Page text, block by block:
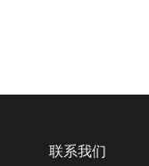
联系我们